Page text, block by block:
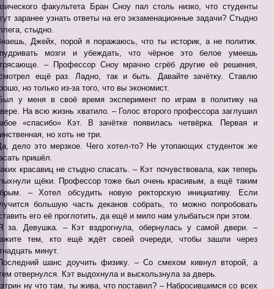
факультета Бран Сноу пал столь низко, что студенты
заранее узнать ответы на его экзаменационные задачи? Стыдно
стыдно.
Джейх, порой я поражаюсь, что ты историк, а не политик.
мозги и убеждать, что чёрное это белое умеешь
– Профессор Сноу мрачно сгрёб другие её решения,
ещё раз. Ладно, так и быть. Давайте зачётку. Ставлю
но только из-за того, что вы экономист.
у меня в своё время эксперимент по играм в политику на
На всю жизнь хватило. – Голос второго профессора заглушил
«спасибо» Кэт. В зачётке появилась четвёрка. Первая и
но хоть не три.
дело это мерзкое. Чего хотел-то? Не утопающих студенток же
пришёл.
красавиц не стыдно спасать. – Кэт почувствовала, как теперь
щёки. Профессор тоже был очень красивым, а ещё таким
– Хотел обсудить новую ректорскую инициативу. Если
большую часть деканов собрать, то можно попробовать
его её проглотить, да ещё и мило нам улыбаться при этом.
за. Девушка. – Кэт вздрогнула, обернулась у самой двери. –
тем, кто ещё ждёт своей очереди, чтобы зашли через
минут.
шанс доучить физику. – Со смехом кивнул второй, а
отвернулся. Кэт выдохнула и выскользнула за дверь.
ну что там, ты жива, что поставил? – Набросившимся со всех